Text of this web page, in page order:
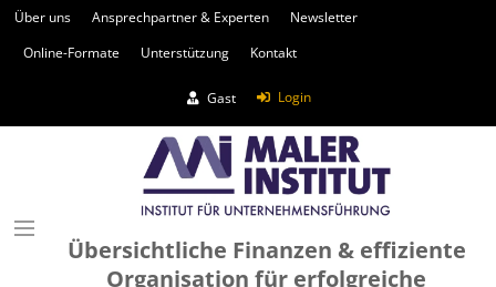
Über uns Ansprechpartner & Experten
Newsletter
Online-Formate
Unterstützung Kontakt
Gast Login
Übersichtliche Finanzen & effiziente
Organisation für erfolgreiche